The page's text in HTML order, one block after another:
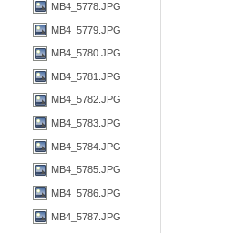
MB4_5778.JPG
MB4_5779.JPG
MB4_5780.JPG
MB4_5781.JPG
MB4_5782.JPG
MB4_5783.JPG
MB4_5784.JPG
MB4_5785.JPG
MB4_5786.JPG
MB4_5787.JPG